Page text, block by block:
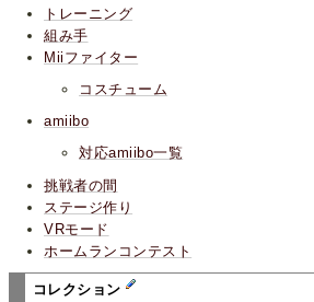
トレーニング
組み手
Miiファイター
コスチューム
amiibo
対応amiibo一覧
挑戦者の間
ステージ作り
VRモード
ホームランコンテスト
コレクション